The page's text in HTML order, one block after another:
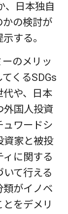
、日本独自
かの検討が
する。
のメリッ
くるSDGs
代や、日本
外国人投資
ュワードシ
資家と被投
に関する
て行える
類がイノベ
をデメリ